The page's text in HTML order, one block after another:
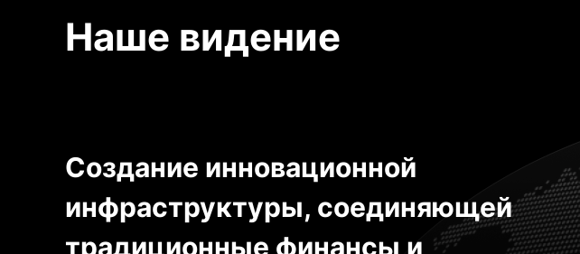
Наше видение
Создание инновационной
инфраструктуры, соединяющей
традиционные финансы и